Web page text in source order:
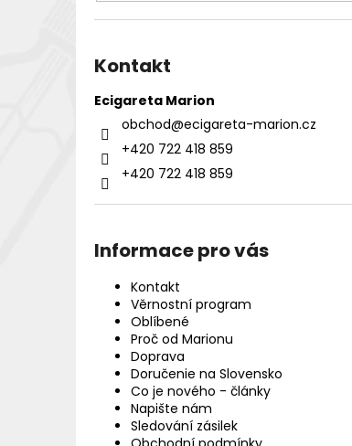
Kontakt
Ecigareta Marion
obchod@ecigareta-marion.cz
+420 722 418 859
+420 722 418 859
Informace pro vás
Kontakt
Věrnostní program
Oblíbené
Proč od Marionu
Doprava
Doručenie na Slovensko
Co je nového - články
Napište nám
Sledování zásilek